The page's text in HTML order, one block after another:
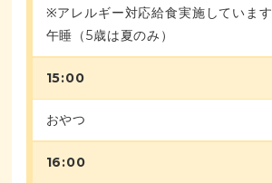
※アレルギー対応給食実施しています
午睡（5歳は夏のみ）
15:00
おやつ
16:00